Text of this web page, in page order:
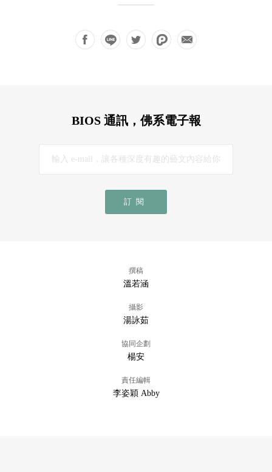
BIOS 通訊，佛系電子報
訂閱
撰稿
溫若涵
攝影
湯詠茹
協同企劃
楊安
責任編輯
李姿穎 Abby